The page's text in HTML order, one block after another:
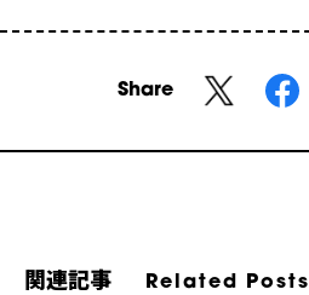
Share
関連記事 Related Posts